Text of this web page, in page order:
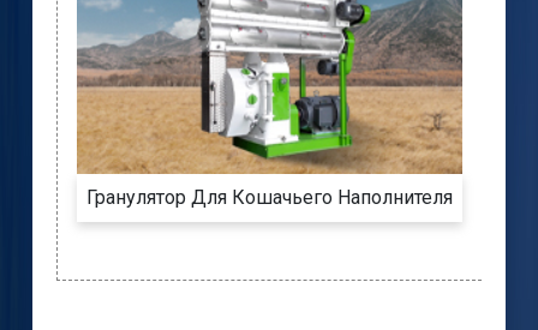
Гранулятор Для Кошачьего Наполнителя